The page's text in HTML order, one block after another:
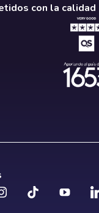
con la calidad